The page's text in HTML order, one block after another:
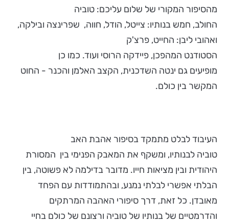
מהסיפור המקורי של שלום עליכם: טוביה
החולב, חמש בנותיו: צייטל, הודל, חווה, שפרינצה ובילקה,
ואהובי ליבן: החייט, פרצ'ק
הסטודנט המהפכן, פיידקה הרוסי ועוד. כמו כן
מופיעים גם ינטה השדכנית, הקצב האלמן והכנר - החוט
המקשר בין כולם.
העיבוד לבלט מתמקד בסיפור אהבת האב
טוביה לבנותיו, ומשקף את המאבק הפנימי בין המסורת
היהודית ובין מציאות חייו. מדובר בדילמה לא פשוטה, בין
הבלתי אפשרי לבלתי נמנע, ובהתמודדות עם הפחד
מאובדן. כל זאת, דרך סיפורי האהבה המרתקים
והדרמטיים של בנותיו של טוביה ורצונם של כולם בחיי